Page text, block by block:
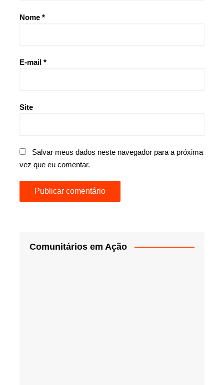
Nome *
E-mail *
Site
Salvar meus dados neste navegador para a próxima
vez que eu comentar.
Comunitários em Ação